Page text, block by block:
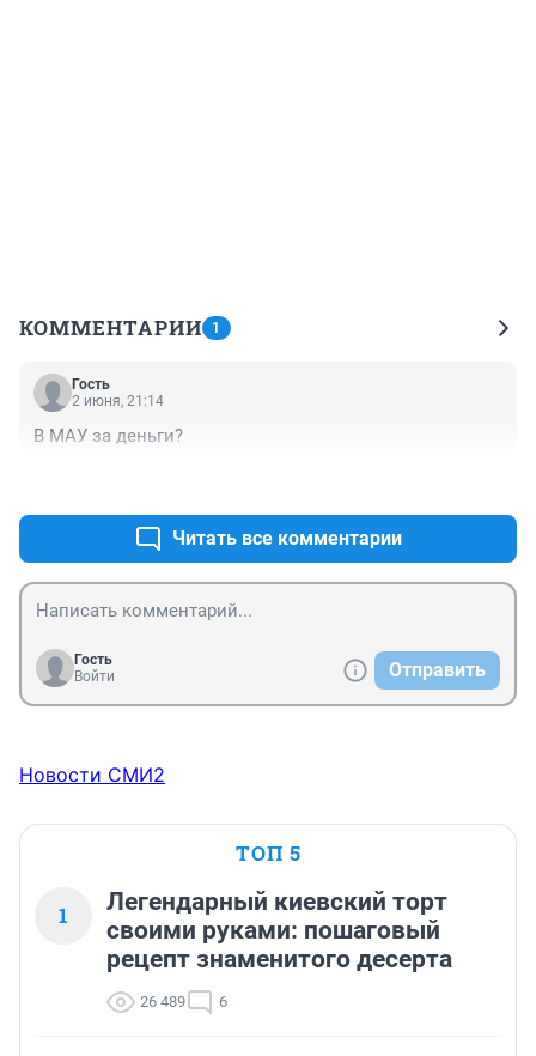
КОММЕНТАРИИ 1
Гость
2 июня, 21:14
В МАУ за деньги?
Читать все комментарии
Гость
Войти
Отправить
Новости СМИ2
ТОП 5
1
Легендарный киевский торт
своими руками: пошаговый
рецепт знаменитого десерта
26 489 6